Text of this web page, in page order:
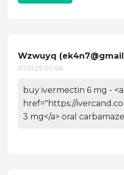
Wzwuyq (
07.01.25 00:04
buy ivermectin 6 mg - <a
href="https://
3 mg</a> oral